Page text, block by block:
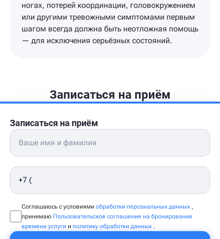
ногах, потерей координации, головокружением
или другими тревожными симптомами первым
шагом всегда должна быть неотложная помощь
— для исключения серьёзных состояний.
Записаться на приём
Записаться на приём
Соглашаюсь с условиями обработки персональных данных ,
принимаю Пользовательское соглашение на бронирование
времени услуги и политику обработки данных .